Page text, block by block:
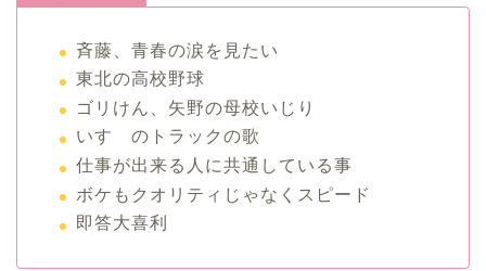
斉藤、青春の涙を見たい
東北の高校野球
ゴリけん、矢野の母校いじり
いすゞのトラックの歌
仕事が出来る人に共通している事
ボケもクオリティじゃなくスピード
即答大喜利